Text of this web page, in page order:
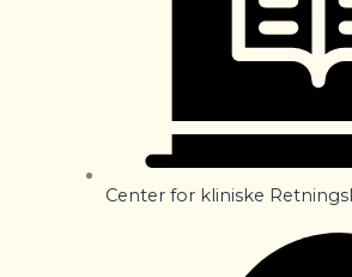
Center for kliniske